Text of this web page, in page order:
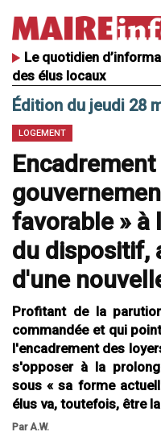
Le quotidien
des élus locaux
Édition du jeudi 28
LOGEMENT
favorable » à
du dispositif,
d'une
Profitant de la
commandée et qui
l'encadrement des
s'opposer à la
sous « sa forme
élus va, toutefois, être
Par A.W.